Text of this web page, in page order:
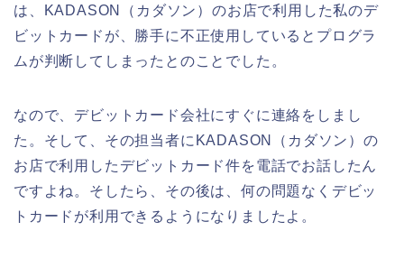
は、KADASON（カダソン）のお店で利用した私のデ
ビットカードが、勝手に不正使用しているとプログラ
ムが判断してしまったとのことでした。
なので、デビットカード会社にすぐに連絡をしまし
た。そして、その担当者にKADASON（カダソン）の
お店で利用したデビットカード件を電話でお話したん
ですよね。そしたら、その後は、何の問題なくデビッ
トカードが利用できるようになりましたよ。